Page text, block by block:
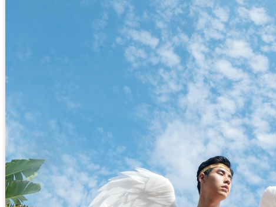
ví von cô như một tiên nữ giáng trần.
Ngọc Diễm – Thùy Dung – Thủy Tiên
thương và tình chị em hiếm có trong
Hiếm có ngôi trường nào sở hữu mạng lưới các nàng hậu
như Đại học Ngoại thương. Nhân kỷ niệm ngày thành lập
Hoa hậu Ngọc Diễm cùng hai đàn em là Á hậu Thùy
Thủy Tiên đã thực hiện bộ ảnh chung như một lời tri ân gửi
trường xưa – nơi đặt viên gạch đầu tiên cho hành trình
AUG
26
Á hậu Hoàn cầu Trần Di Linh rạng rỡ nét
thống với Áo Dài